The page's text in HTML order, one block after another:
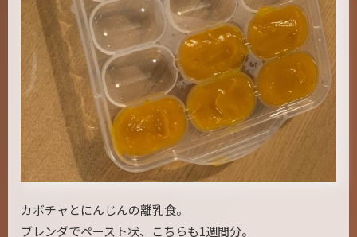
カボチャとにんじんの離乳食。
ブレンダでペースト状、こちらも1週間分。